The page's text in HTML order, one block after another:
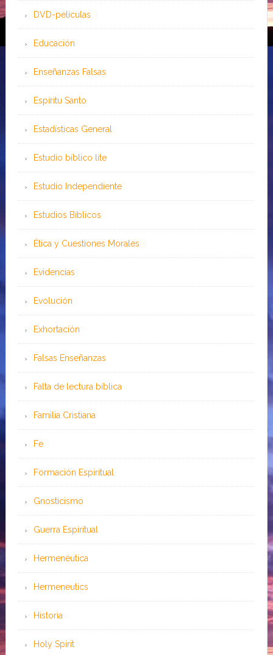
DVD-peliculas
Educación
Enseñanzas Falsas
Espíritu Santo
Estadísticas General
Estudio bíblico lite
Estudio Independiente
Estudios Bíblicos
Ética y Cuestiones Morales
Evidencias
Evolución
Exhortación
Falsas Enseñanzas
Falta de lectura bíblica
Familia Cristiana
Fe
Formación Espiritual
Gnosticismo
Guerra Espiritual
Hermenéutica
Hermeneutics
Historia
Holy Spirit